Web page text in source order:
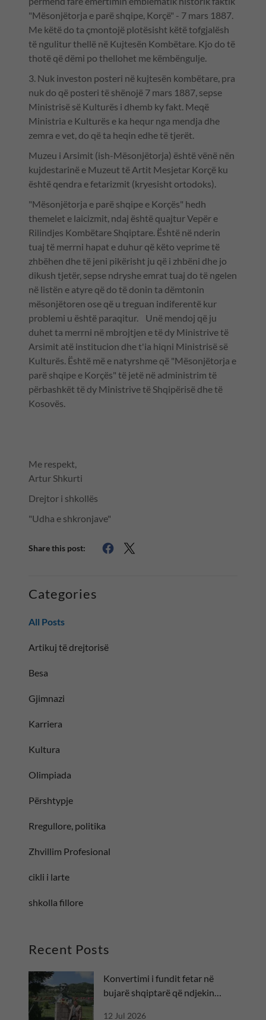
"Mësonjëtorja e parë shqipe, Korçë" - 7 mars 1887.
Me këtë do ta çmontojë plotësisht këtë tofgjalësh
të ngulitur thellë në Kujtesën Kombëtare. Kjo do të
thotë që dëmi po thellohet me këmbëngulje.
3. Nuk investon posteri në kujtesën kombëtare, pra
nuk do që posteri të shënojë 7 mars 1887, sepse
Ministrisë së Kulturës i dhemb ky fakt. Meqë
Ministria e Kulturës e ka hequr nga mendja dhe
zemra e vet, do që ta heqin edhe të tjerët.
Muzeu i Arsimit (ish-Mësonjëtorja) është vënë nën
kujdestarinë e Muzeut të Artit Mesjetar Korçë ku
është qendra e fetarizmit (kryesisht ortodoks).
"Mësonjëtorja e parë shqipe e Korçës" hedh
themelet e laicizmit, ndaj është quajtur Vepër e
Rilindjes Kombëtare Shqiptare. Është në nderin
tuaj të merrni hapat e duhur që këto veprime të
zhbëhen dhe të jeni pikërisht ju që i zhbëni dhe jo
dikush tjetër, sepse ndryshe emrat tuaj do të ngelen
në listën e atyre që do të donin ta dëmtonin
mësonjëtoren ose që u treguan indiferentë kur
problemi u është paraqitur. Unë mendoj që ju
duhet ta merrni në mbrojtjen e të dy Ministrive të
Arsimit atë institucion dhe t'ia hiqni Ministrisë së
Kulturës. Është më e natyrshme që "Mësonjëtorja e
parë shqipe e Korçës" të jetë në administrim të
përbashkët të dy Ministrive të Shqipërisë dhe të
Kosovës.
Me respekt,
Artur Shkurti
Drejtor i shkollës
"Udha e shkronjave"
Share this post:
Categories
All Posts
Artikuj të drejtorisë
Besa
Gjimnazi
Karriera
Kultura
Olimpiada
Përshtypje
Rregullore, politika
Zhvillim Profesional
cikli i larte
shkolla fillore
Recent Posts
Konvertimi i fundit fetar në
bujarë shqiptarë që ndjekin
12 Jul 2026